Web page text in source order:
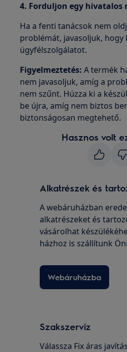
4. Forduljon egy hivatalos
Ha a fenti tanácsok nem
problémát, javasoljuk, hogy
ügyfélszolgálatot.
Figyelmeztetés:A termék
nem javasoljuk, amíg a
nem szűnt. Húzza ki a
be újra, amíg nem biztos
biztonságosan megtehető.
Hasznos volt
Alkatrészek és
A webáruházban
alkatrészeket és
vásárolhat
házhoz is szállítunk
Webáruházba
Szakszerviz
Válassza Fix áras javítás